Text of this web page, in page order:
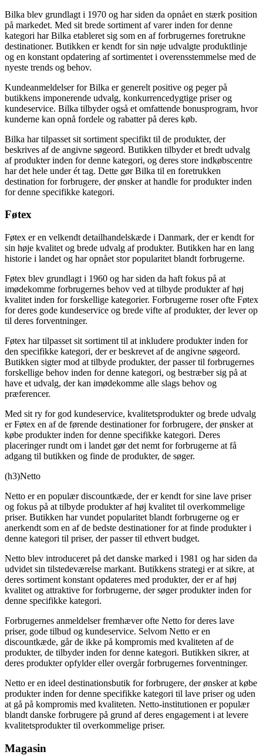
Bilka blev grundlagt i 1970 og har siden da opnået en stærk position
på markedet. Med sit brede sortiment af varer inden for denne
kategori har Bilka etableret sig som en af forbrugernes foretrukne
destinationer. Butikken er kendt for sin nøje udvalgte produktlinje
og en konstant opdatering af sortimentet i overensstemmelse med de
nyeste trends og behov.
Kundeanmeldelser for Bilka er generelt positive og peger på
butikkens imponerende udvalg, konkurrencedygtige priser og
kundeservice. Bilka tilbyder også et omfattende bonusprogram, hvor
kunderne kan opnå fordele og rabatter på deres køb.
Bilka har tilpasset sit sortiment specifikt til de produkter, der
beskrives af de angivne søgeord. Butikken tilbyder et bredt udvalg
af produkter inden for denne kategori, og deres store indkøbscentre
har det hele under ét tag. Dette gør Bilka til en foretrukken
destination for forbrugere, der ønsker at handle for produkter inden
for denne specifikke kategori.
Føtex
Føtex er en velkendt detailhandelskæde i Danmark, der er kendt for
sin høje kvalitet og brede udvalg af produkter. Butikken har en lang
historie i landet og har opnået stor popularitet blandt forbrugerne.
Føtex blev grundlagt i 1960 og har siden da haft fokus på at
imødekomme forbrugernes behov ved at tilbyde produkter af høj
kvalitet inden for forskellige kategorier. Forbrugerne roser ofte Føtex
for deres gode kundeservice og brede vifte af produkter, der lever op
til deres forventninger.
Føtex har tilpasset sit sortiment til at inkludere produkter inden for
den specifikke kategori, der er beskrevet af de angivne søgeord.
Butikken sigter mod at tilbyde produkter, der passer til forbrugernes
forskellige behov inden for denne kategori, og bestræber sig på at
have et udvalg, der kan imødekomme alle slags behov og
præferencer.
Med sit ry for god kundeservice, kvalitetsprodukter og brede udvalg
er Føtex en af de førende destinationer for forbrugere, der ønsker at
købe produkter inden for denne specifikke kategori. Deres
placeringer rundt om i landet gør det nemt for forbrugerne at få
adgang til butikken og finde de produkter, de søger.
(h3)Netto
Netto er en populær discountkæde, der er kendt for sine lave priser
og fokus på at tilbyde produkter af høj kvalitet til overkommelige
priser. Butikken har vundet popularitet blandt forbrugerne og er
anerkendt som en af de bedste destinationer for at finde produkter i
denne kategori til priser, der passer til ethvert budget.
Netto blev introduceret på det danske marked i 1981 og har siden da
udvidet sin tilstedeværelse markant. Butikkens strategi er at sikre, at
deres sortiment konstant opdateres med produkter, der er af høj
kvalitet og attraktive for forbrugerne, der søger produkter inden for
denne specifikke kategori.
Forbrugernes anmeldelser fremhæver ofte Netto for deres lave
priser, gode tilbud og kundeservice. Selvom Netto er en
discountkæde, går de ikke på kompromis med kvaliteten af ​​de
produkter, de tilbyder inden for denne kategori. Butikken sikrer, at
deres produkter opfylder eller overgår forbrugernes forventninger.
Netto er en ideel destinationsbutik for forbrugere, der ønsker at købe
produkter inden for denne specifikke kategori til lave priser og uden
at gå på kompromis med kvaliteten. Netto-institutionen er populær
blandt danske forbrugere på grund af deres engagement i at levere
kvalitetsprodukter til overkommelige priser.
Magasin